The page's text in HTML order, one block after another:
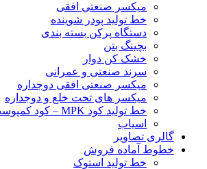
ميكسر صنعتی افقی
خط تولید پودر شوينده
دستگاه پرکن بسته بندی
بچينگ بتن
خشک کن دوار
سرند صنعتی و عمرانی
میکسر صنعتی افقی دوجداره
میکسر های تحت خلع و دوجداره
خط تولید کود MPK – کود کمپوست – اوره فسفات
اسیاب
گالری تصاویر
خطوط آماده فروش
خط تولید استوک